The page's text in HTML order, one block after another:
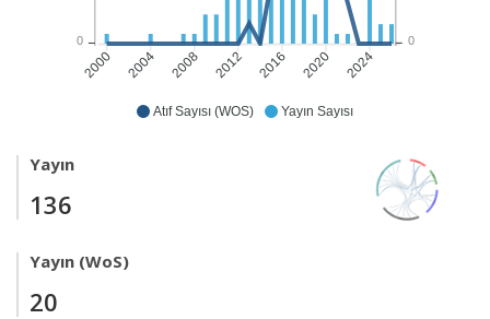
Atıf Sayısı (WOS) Yayın Sayısı
2000 2004 2008 2012 2016 2020 2024
0
0
Yayın
136
Yayın (WoS)
20